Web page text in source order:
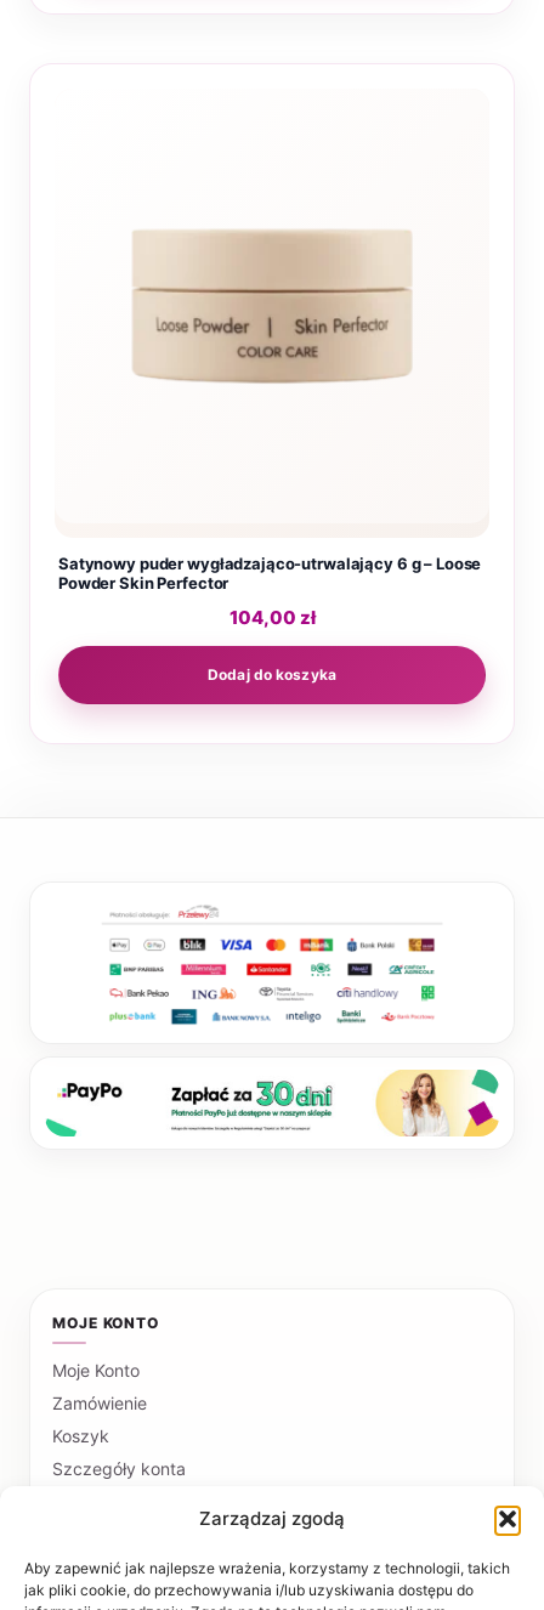
Zarządzaj zgodą
Aby zapewnić jak najlepsze wrażenia, korzystamy z technologii, takich
jak pliki cookie, do przechowywania i/lub uzyskiwania dostępu do
Satynowy puder wygładzająco-utrwalający 6 g – Loose
Powder Skin Perfector
104,00 zł
Dodaj do koszyka
MOJE KONTO
Moje Konto
Zamówienie
Koszyk
Szczegóły konta
PŁATNOŚCI I DOSTAWA
Formy płatności
Czas realizacji i koszty dostawy